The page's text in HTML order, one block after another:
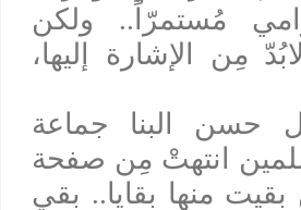
مُستمرّاً.. ولكن
مِن الإشارة إليها،
حسن البنا جماعة
انتهتْ مِن صفحة
بقيت منها بقايا.. بقي